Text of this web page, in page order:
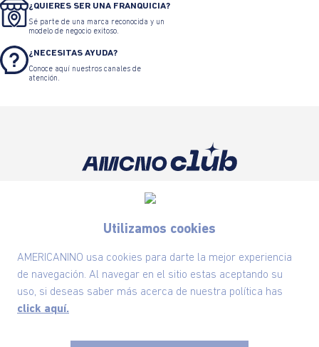
Utilizamos cookies
AMERICANINO usa cookies para darte la mejor experiencia
de navegación. Al navegar en el sitio estas aceptando su
uso, si deseas saber más acerca de nuestra política has
click aquí.
¿QUIERES SER UNA FRANQUICIA?
Sé parte de una marca reconocida y un
modelo de negocio exitoso.
¿NECESITAS AYUDA?
Conoce aquí nuestros canales de
atención.
Suscríbete ahora nuestro Newsletter y recibe
las ofertas exclusivas y lo último en moda
Nuestra Marca